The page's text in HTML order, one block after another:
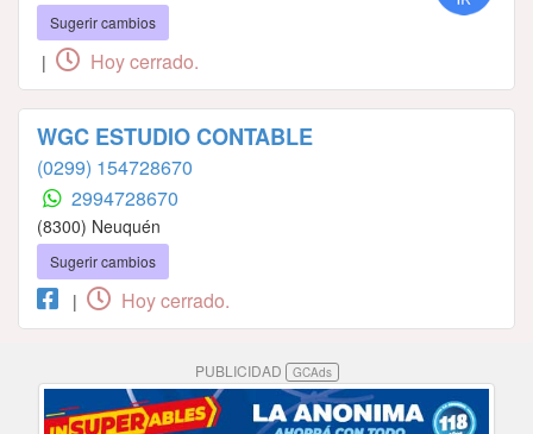
Sugerir cambios
| Hoy cerrado.
WGC ESTUDIO CONTABLE
(0299) 154728670
2994728670
(8300) Neuquén
Sugerir cambios
| Hoy cerrado.
PUBLICIDAD GCAds